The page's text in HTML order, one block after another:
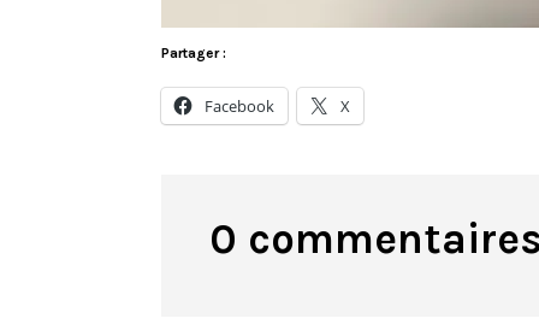
Partager :
Facebook X
0